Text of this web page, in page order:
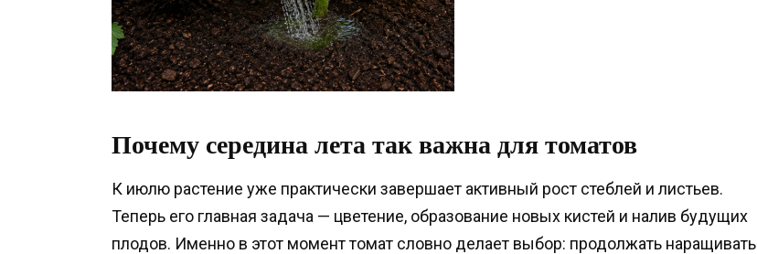
Почему середина лета так важна для томатов
К июлю растение уже практически завершает активный рост стеблей и листьев.
Теперь его главная задача — цветение, образование новых кистей и налив будущих
плодов. Именно в этот момент томат словно делает выбор: продолжать наращивать